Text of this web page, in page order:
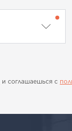
и соглашаешься с